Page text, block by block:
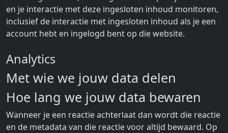
en je interactie met deze ingesloten inhoud monitoren,
inclusief de interactie met ingesloten inhoud als je een
account hebt en ingelogd bent op die website.
Analytics
Met wie we jouw data delen
Hoe lang we jouw data bewaren
Wanneer je een reactie achterlaat dan wordt die reactie
en de metadata van die reactie voor altijd bewaard. Op